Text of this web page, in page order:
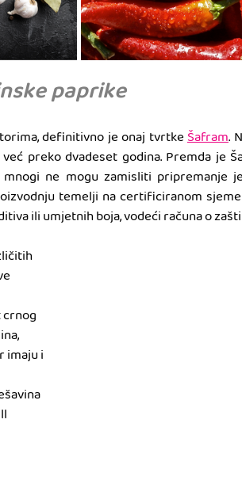
paprike
definitivno je onaj tvrtke Šafram.
preko dvadeset godina. Premda je
ne mogu zamisliti pripremanje
temelji na certificiranom
ili umjetnih boja, vodeći računa o
imaju i